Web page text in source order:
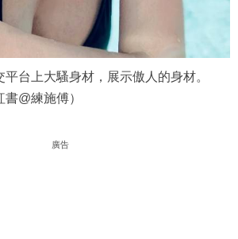
台上大騷身材，展示傲人的身材。
書@練施傅）
廣告